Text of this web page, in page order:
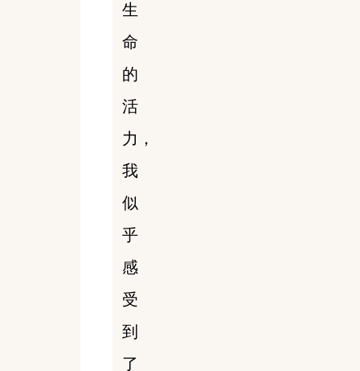
生
命
的
活
力，
我
似
乎
感
受
到
了